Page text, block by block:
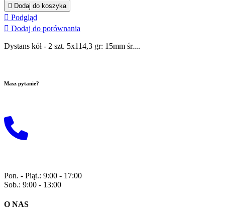
 Dodaj do koszyka
 Podgląd
 Dodaj do porównania
Dystans kół - 2 szt. 5x114,3 gr: 15mm śr....
Masz pytanie?
Pon. - Piąt.: 9:00 - 17:00
Sob.: 9:00 - 13:00
O NAS